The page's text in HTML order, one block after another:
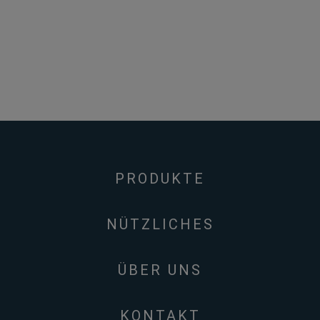
PRODUKTE
NÜTZLICHES
ÜBER UNS
KONTAKT